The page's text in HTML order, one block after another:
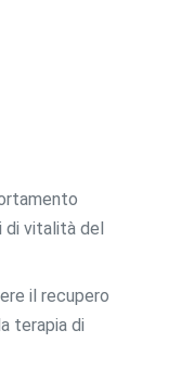
vitalità del
il recupero
terapia di